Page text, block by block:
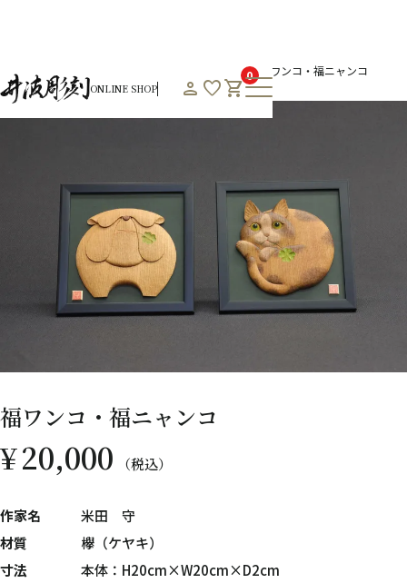
ONLINE SHOP person favoriteshopping_cart
0
HOME 通年商品一覧 福ワンコ・福ニャンコ
福ワンコ・福ニャンコ
¥20,000 税込
作家名
米田 守
材質
欅（ケヤキ）
寸法
本体：H20cm×W20cm×D2cm